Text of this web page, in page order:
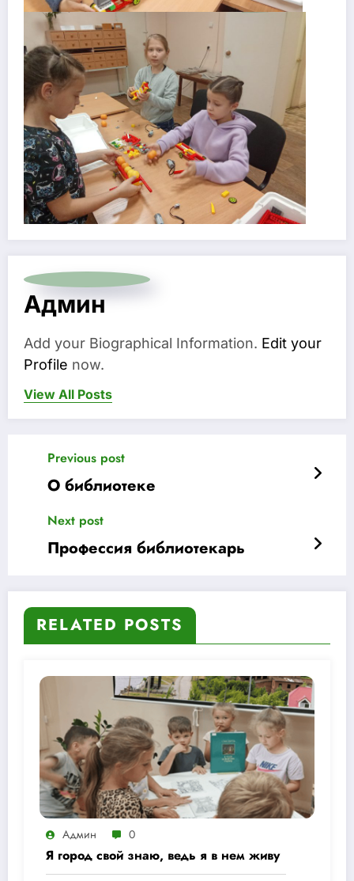
Админ
Add your Biographical Information. Edit your
Profile now.
View All Posts
Previous post
О библиотеке
Next post
Профессия библиотекарь
RELATED POSTS
Админ 0
Я город свой знаю, ведь я в нем живу